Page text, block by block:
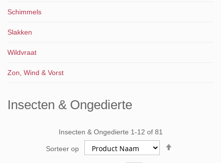
Insecten & Ongedierte
Insecten & Ongedierte 1-12 of 81
Sorteer op
Schimmels
Slakken
Wildvraat
Zon, Wind & Vorst